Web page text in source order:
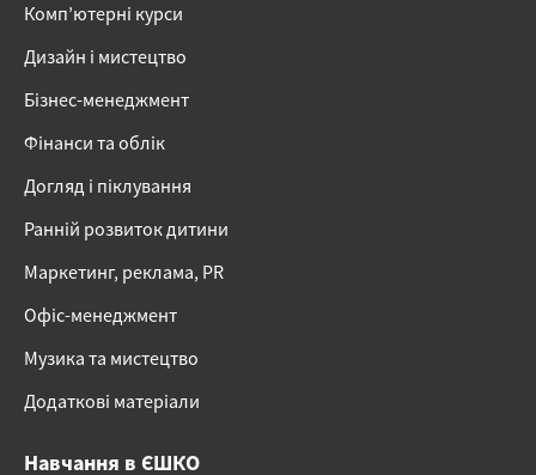
Комп’ютерні курси
Дизайн і мистецтво
Бізнес-менеджмент
Фінанси та облік
Догляд і піклування
Ранній розвиток дитини
Маркетинг, реклама, PR
Офіс-менеджмент
Музика та мистецтво
Додаткові матеріали
Навчання в ЄШКО